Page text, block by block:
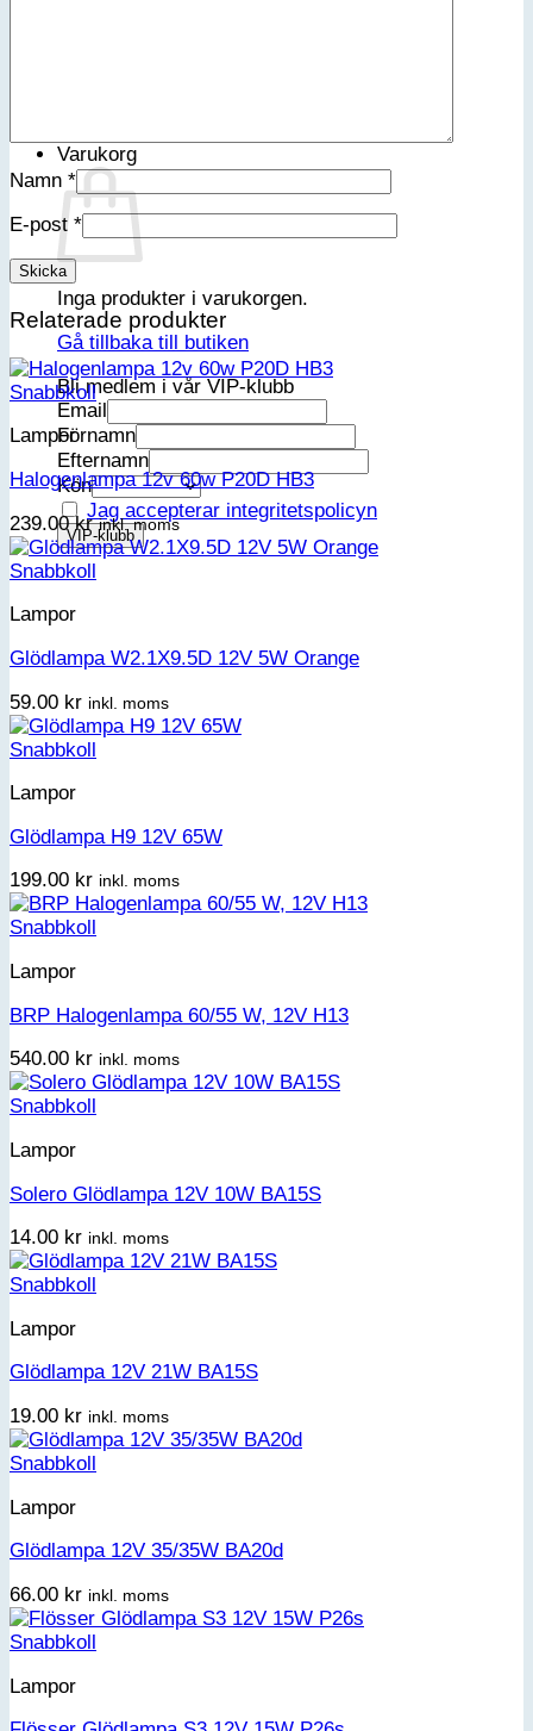
Varukorg
Inga produkter i varukorgen.
Gå tillbaka till butiken
Bli medlem i vår VIP-klubb
Email
Förnamn
Efternamn
Kön
Jag accepterar integritetspolicyn
Namn *
E-post *
Relaterade produkter
Snabbkoll
Lampor
Halogenlampa 12v 60w P20D HB3
239.00kr inkl. moms
Snabbkoll
Lampor
Glödlampa W2.1X9.5D 12V 5W Orange
59.00 kr inkl. moms
Snabbkoll
Lampor
Glödlampa H9 12V 65W
199.00 kr inkl. moms
Snabbkoll
Lampor
BRP Halogenlampa 60/55 W, 12V H13
540.00 kr inkl. moms
Snabbkoll
Lampor
Solero Glödlampa 12V 10W BA15S
14.00 kr inkl. moms
Snabbkoll
Lampor
Glödlampa 12V 21W BA15S
19.00 kr inkl. moms
Snabbkoll
Lampor
Glödlampa 12V 35/35W BA20d
66.00 kr inkl. moms
Snabbkoll
Lampor